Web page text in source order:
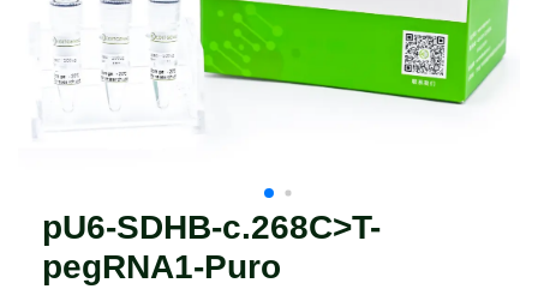
pU6-SDHB-c.268C>T-
pegRNA1-Puro